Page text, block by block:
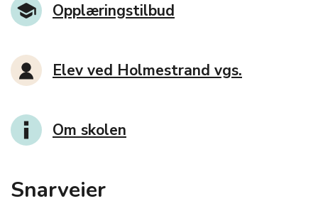
Opplæringstilbud
Elev ved Holmestrand vgs.
Om skolen
Snarveier